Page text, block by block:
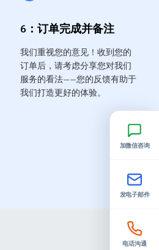
6：订单完成并备注
我们重视您的意见！收到您的
订单后，请考虑分享您对我们
服务的看法——您的反馈有助于
我们打造更好的体验。
加微信咨询
发电子邮件
电话沟通